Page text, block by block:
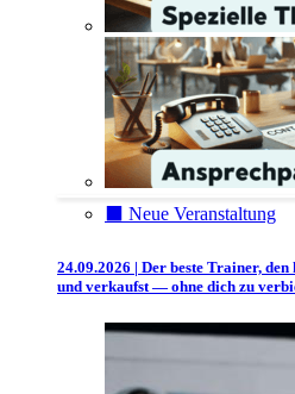
⬛️ Neue Veranstaltung
24.09.2026 | Der beste Trainer,
und verkaufst — ohne dich zu